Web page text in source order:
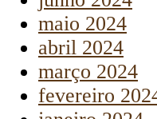
maio 2024
abril 2024
março 2024
fevereiro